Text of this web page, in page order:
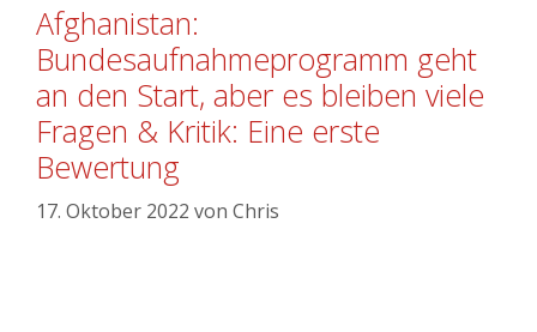
Afghanistan:
Bundesaufnahmeprogramm geht
an den Start, aber es bleiben viele
Fragen & Kritik: Eine erste
Bewertung
17. Oktober 2022 von Chris